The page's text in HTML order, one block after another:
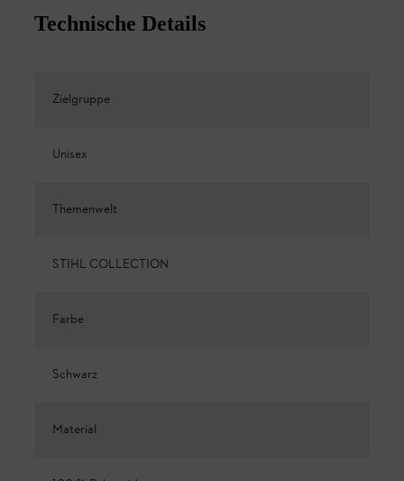
Technische Details
Zielgruppe
Unisex
Themenwelt
STIHL COLLECTION
Farbe
Schwarz
Material